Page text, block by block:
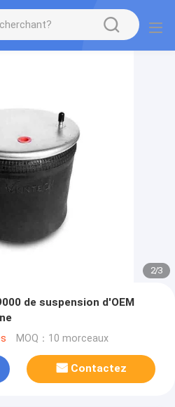
2/3
de suspension d'OEM
MOQ：10 morceaux
Contactez